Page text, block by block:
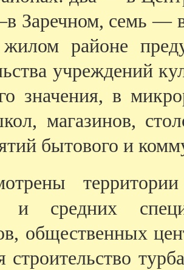
Заречном, семь
районе
учреждений
значения, в
магазинов,
бытового и
и средних
общественных
строительство